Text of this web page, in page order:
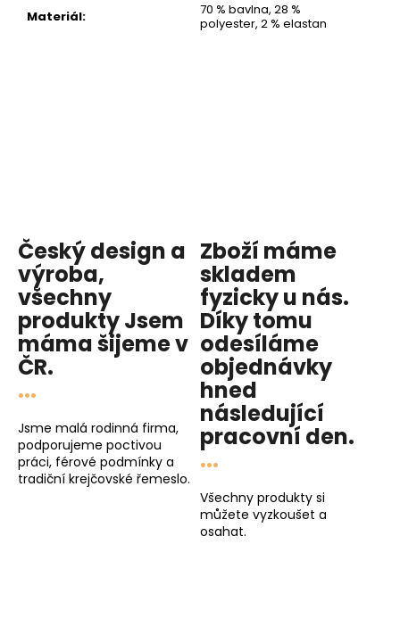
Materiál:
70 % bavlna, 28 %
polyester, 2 % elastan
Český design a
výroba,
všechny
produktyJsem
mámašijeme v
ČR.
...
Jsme malá rodinná firma,
podporujeme poctivou
práci, férové podmínky a
tradiční krejčovské řemeslo.
Zboží máme
skladem
fyzicky u nás.
Díky tomu
odesíláme
objednávky
hned
následující
pracovní den.
...
Všechny produkty si
můžete vyzkoušet a
osahat.